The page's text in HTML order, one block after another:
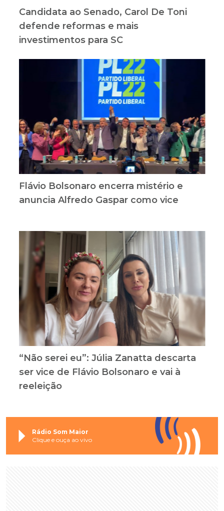
Candidata ao Senado, Carol De Toni
defende reformas e mais
investimentos para SC
Flávio Bolsonaro encerra mistério e
anuncia Alfredo Gaspar como vice
“Não serei eu”: Júlia Zanatta descarta
ser vice de Flávio Bolsonaro e vai à
reeleição
Rádio Som Maior
Clique e ouça ao vivo